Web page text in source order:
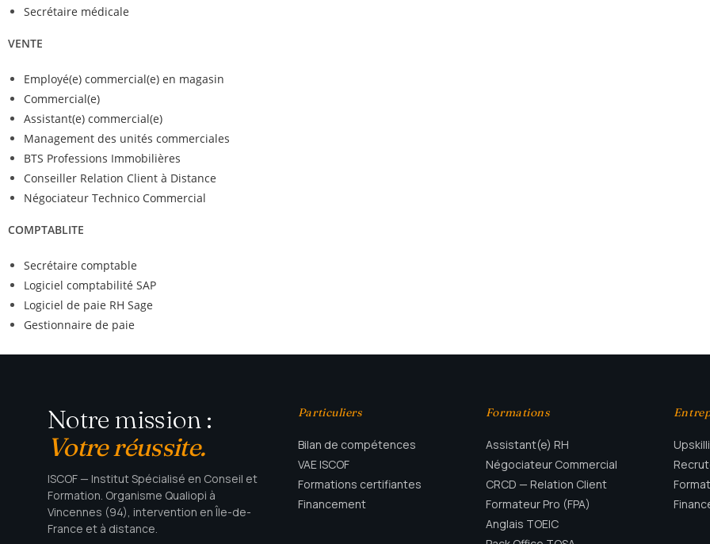
Secrétaire médicale
VENTE
Employé(e) commercial(e) en magasin
Commercial(e)
Assistant(e) commercial(e)
Management des unités commerciales
BTS Professions Immobilières
Conseiller Relation Client à Distance
Négociateur Technico Commercial
COMPTABLITE
Secrétaire comptable
Logiciel comptabilité SAP
Logiciel de paie RH Sage
Gestionnaire de paie
Notre mission :
Votre réussite.
ISCOF — Institut Spécialisé en Conseil et
Formation. Organisme Qualiopi à
Vincennes (94), intervention en Île-de-
France et à distance.
Particuliers
Bilan de compétences
VAE ISCOF
Formations certifiantes
Financement
Formations
Assistant(e) RH
Négociateur Commercial
CRCD — Relation Client
Formateur Pro (FPA)
Anglais TOEIC